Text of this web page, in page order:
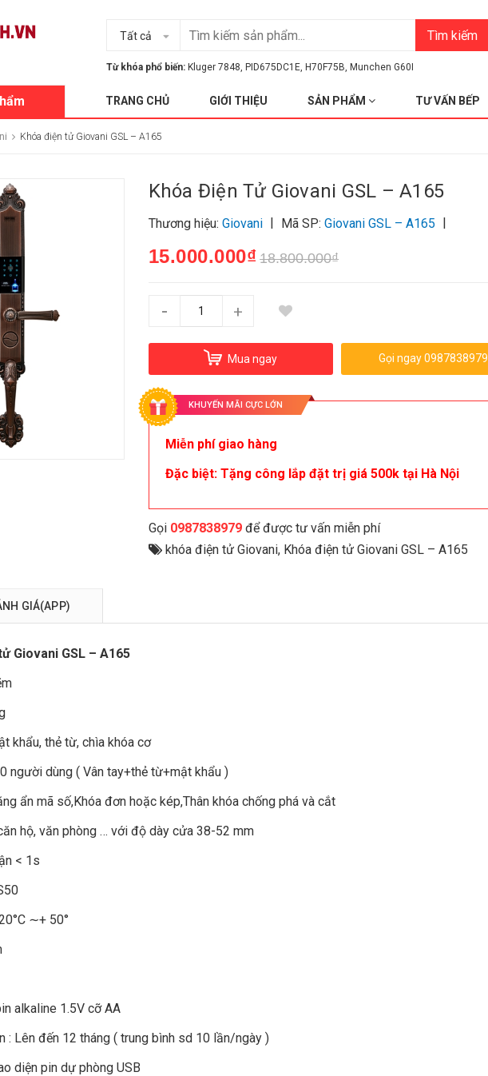
Tất cả Tìm kiếm
Từ khóa phổ biến: Kluger 7848, PID675DC1E, H70F75B, Munchen G60I
TRANG CHỦ GIỚI THIỆU SẢN PHẨM TƯ VẤN BẾP
Khóa điện tử Giovani GSL – A165
Khóa Điện Tử Giovani GSL – A165
Thương hiệu: Giovani | Mã SP: Giovani GSL – A165 |
15.000.000₫ 18.800.000₫
- +
Mua ngay Gọi ngay 0987838979
KHUYẾN MÃI CỰC LỚN
Miễn phí giao hàng
Đặc biệt: Tặng công lắp đặt trị giá 500k tại Hà Nội
Gọi 0987838979để được tư vấn miễn phí
khóa điện tử Giovani, Khóa điện tử Giovani GSL – A165
GIÁ(APP)
Giovani GSL – A165
khẩu, thẻ từ, chìa khóa cơ
người dùng ( Vân tay+thẻ từ+mật khẩu )
ẩn mã số,Khóa đơn hoặc kép,Thân khóa chống phá và cắt
hộ, văn phòng … với độ dày cửa 38-52 mm
< 1s
∼+ 50°
alkaline 1.5V cỡ AA
: Lên đến 12 tháng ( trung bình sd 10 lần/ngày )
diện pin dự phòng USB